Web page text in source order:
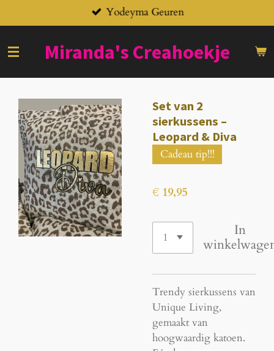
direct
naar
de
Yodeyma Geuren
Miranda's Creahoekje
Set van 2
sierkussens –
Leopard & Diva
Cadeau tip!!!
€ 19,95
In
Trendy sierkussens van
Unique Living,
gemaakt van
hoogwaardig katoen.